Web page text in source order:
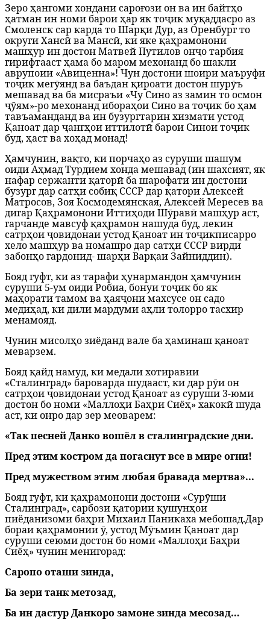
Зеро ҳангоми хондани сароғози он ва ин байтҳо
ҳатман ин номи барои ҳар як тоҷик муқаддасро аз
Смоленск сар карда то Шарқи Дур, аз Оренбург то
округи Хансӣ ва Мансӣ, ки яке қаҳрамонони
машҳур ин достон Матвей Путилов онҷо тарбия
гирифтааст ҳама бо маром мехонанд бо шакли
аврупоии «Авиценна»! Чун достони шоири маъруфи
тоҷик мегӯянд ва баъдан қироати достон шурӯъ
мешавад ва ба мисраъи «Чу Сино аз замин то осмон
ҷӯям»-ро мехонанд ибораҳои Сино ва тоҷик бо ҳам
тавъаманданд ва ин бузургтарин хизмати устод
Қаноат дар ҷангҳои иттилотӣ барои Синои тоҷик
буд, ҳаст ва хоҳад монад!
Ҳамчунин, вақто, ки порчаҳо аз суруши шашум
оиди Аҳмад Турдием хонда мешавад (ин шахсият, як
нафар сержанти қаторӣ ба шарофати ин достони
бузург дар сатҳи собиқ СССР дар қатори Алексей
Матросов, Зоя Космодемянская, Алексей Мересев ва
дигар Қаҳрамонони Иттиҳоди Шӯравӣ машҳур аст,
гарчанде мавсуф қаҳрамон нашуда буд, лекин
сатрҳои ҷовидонаи устод Қаноат ин тоҷикписарро
хело машҳур ва номашро дар сатҳи СССР вирди
забонҳо гардонид- шарҳи Варқаи Зайниддин).
Бояд гуфт, ки аз тарафи ҳунармандон ҳамчунин
суруши 5-ум оиди Робиа, бонуи тоҷик бо як
маҳорати тамом ва ҳаяҷони махсусе он садо
медиҳад, ки дили мардуми аҳли толорро тасхир
менамояд.
Чунин мисолҳо зиёданд вале ба ҳаминаш қаноат
меварзем.
Бояд қайд намуд, ки медали хотиравии
«Сталинград» бароварда шудааст, ки дар рӯи он
сатрҳои ҷовидонаи устод Қаноат аз суруши 3-юми
достон бо номи «Маллоҳи Баҳри Сиёҳ» хакокӣ шуда
аст, ки онро дар зер меоварем:
«Так песней Данко вошёл в сталинградские дни.
Пред этим костром да погаснут все в мире огни!
Пред мужеством этим любая бравада мертва»...
Бояд гуфт, ки қаҳрамонони достони «Сурӯши
Сталинград», сарбози қатории қушунҳои
пиёданизоми баҳри Михаил Паникаха мебошад.Дар
бораи қаҳрамонии ӯ, устод Мӯъмин Қаноат дар
суруши сеюми достон бо номи «Маллоҳи Баҳри
Сиёҳ» чунин менигорад:
Саропо оташи зинда,
Ба зери танк метозад,
Ба ин дастур Данкоро замоне зинда месозад…